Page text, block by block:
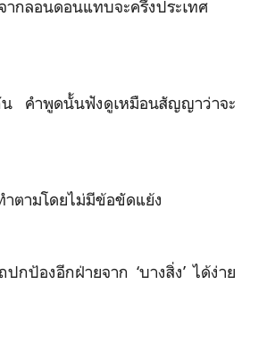
ากลอนดอนแทบจะครึ่งประเทศ
คำพูดนั้นฟังดูเหมือนสัญญาว่าจะ
ำตามโดยไม่มีข้อขัดแย้ง
กป้องอีกฝ่ายจาก ‘บางสิ่ง’ ได้ง่าย